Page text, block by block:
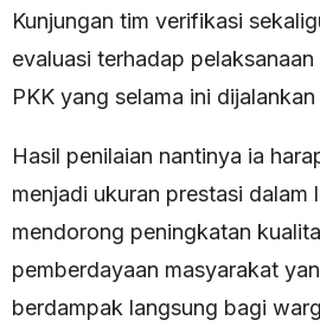
Kunjungan tim verifikasi
evaluasi terhadap
PKK yang selama ini
Hasil penilaian nantinya ia
menjadi ukuran prestasi dalam
mendorong peningkatan
pemberdayaan masyarakat
berdampak langsung bagi